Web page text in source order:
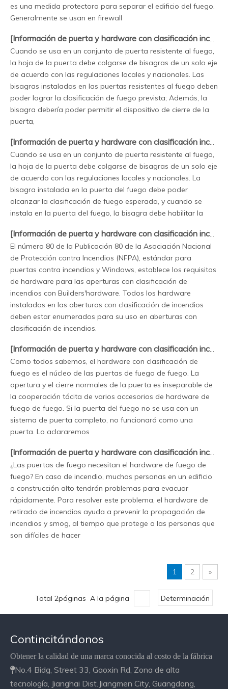
es una medida protectora para separar el edificio del fuego.
Generalmente se usan en firewall
[Información de puerta y hardware con clasificación incendio
Cuando se usa en un conjunto de puerta resistente al fuego,
la hoja de la puerta debe colgarse de bisagras de un solo eje
de acuerdo con las regulaciones locales y nacionales. Las
bisagras instaladas en las puertas resistentes al fuego deben
poder lograr la clasificación de fuego prevista; Además, la
bisagra debería poder permitir el dispositivo de cierre de la
puerta,
[Información de puerta y hardware con clasificación incendio
Cuando se usa en un conjunto de puerta resistente al fuego,
la hoja de la puerta debe colgarse de bisagras de un solo eje
de acuerdo con las regulaciones locales y nacionales. La
bisagra instalada en la puerta del fuego debe poder
alcanzar la clasificación de fuego esperada, y cuando se
instala en la puerta del fuego, la bisagra debe habilitar la
[Información de puerta y hardware con clasificación incendio
El número 80 de la Publicación 80 de la Asociación Nacional
de Protección contra Incendios (NFPA), estándar para
puertas contra incendios y Windows, establece los requisitos
de hardware para las aperturas con clasificación de
incendios con Builders'hardware. Todos los hardware
instalados en las aberturas con clasificación de incendios
deben estar enumerados para su uso en aberturas con
clasificación de incendios.
[Información de puerta y hardware con clasificación incendio
Como todos sabemos, el hardware con clasificación de
fuego es el núcleo de las puertas de fuego de fuego. La
apertura y el cierre normales de la puerta es inseparable de
la cooperación tácita de varios accesorios de hardware de
fuego de fuego. Si la puerta del fuego no se usa con un
sistema de puerta completo, no funcionará como una
puerta. Lo aclararemos
[Información de puerta y hardware con clasificación incendio
¿Las puertas de fuego necesitan el hardware de fuego de
fuego? En caso de incendio, muchas personas en un edificio
o construcción alto tendrán problemas para evacuar
rápidamente. Para resolver este problema, el hardware de
retirado de incendios ayuda a prevenir la propagación de
incendios y smog, al tiempo que protege a las personas que
son difíciles de hacer
1 2 »
Total 2páginas A la página Determinación
Contincitándonos
Obtener la calidad de una marca conocida al costo de la fábrica
No.4 Bidg, Street 33, Gaoxin Rd, Zona de alta
tecnología, Jianghai Dist.Jiangmen City, Guangdong,